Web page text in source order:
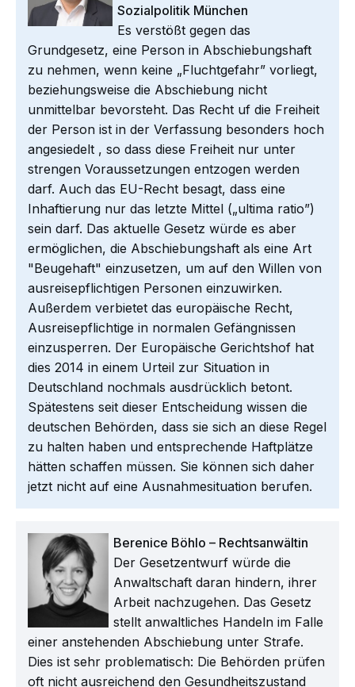
Sozialpolitik München
Es verstößt gegen das
Grundgesetz, eine Person in Abschiebungshaft
zu nehmen, wenn keine „Fluchtgefahr” vorliegt,
beziehungsweise die Abschiebung nicht
unmittelbar bevorsteht. Das Recht uf die Freiheit
der Person ist in der Verfassung besonders hoch
angesiedelt , so dass diese Freiheit nur unter
strengen Voraussetzungen entzogen werden
darf. Auch das EU-Recht besagt, dass eine
Inhaftierung nur das letzte Mittel („ultima ratio”)
sein darf. Das aktuelle Gesetz würde es aber
ermöglichen, die Abschiebungshaft als eine Art
"Beugehaft" einzusetzen, um auf den Willen von
ausreisepflichtigen Personen einzuwirken.
Außerdem verbietet das europäische Recht,
Ausreisepflichtige in normalen Gefängnissen
einzusperren. Der Europäische Gerichtshof hat
dies 2014 in einem Urteil zur Situation in
Deutschland nochmals ausdrücklich betont.
Spätestens seit dieser Entscheidung wissen die
deutschen Behörden, dass sie sich an diese Regel
zu halten haben und entsprechende Haftplätze
hätten schaffen müssen. Sie können sich daher
jetzt nicht auf eine Ausnahmesituation berufen.
Berenice Böhlo – Rechtsanwältin
Der Gesetzentwurf würde die
Anwaltschaft daran hindern, ihrer
Arbeit nachzugehen. Das Gesetz
stellt anwaltliches Handeln im Falle
einer anstehenden Abschiebung unter Strafe.
Dies ist sehr problematisch: Die Behörden prüfen
oft nicht ausreichend den Gesundheitszustand